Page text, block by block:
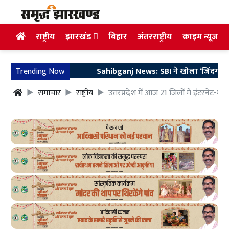
राष्ट्रीय झारखंड बिहार अंतरराष्ट्रीय क्राइम न्यूज
Trending Now
Sahibganj News: SBI ने खोला ‘जिंदगी का
समाचार
राष्ट्रीय उत्तरप्रदेश में आज 21 जिलों में इंटरनेट-